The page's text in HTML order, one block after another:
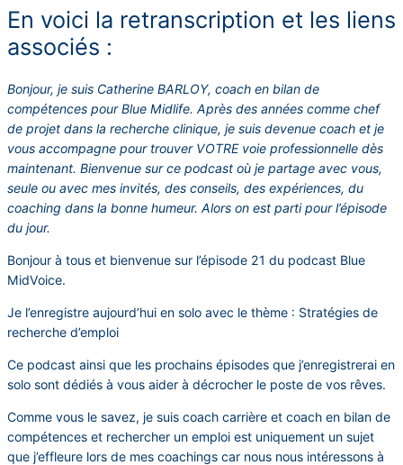
En voici la retranscription et les liens
associés :
Bonjour, je suis Catherine BARLOY, coach en bilan de
compétences pour Blue Midlife. Après des années comme chef
de projet dans la recherche clinique, je suis devenue coach et je
vous accompagne pour trouver VOTRE voie professionnelle dès
maintenant. Bienvenue sur ce podcast où je partage avec vous,
seule ou avec mes invités, des conseils, des expériences, du
coaching dans la bonne humeur. Alors on est parti pour l’épisode
du jour.
Bonjour à tous et bienvenue sur l’épisode 21 du podcast Blue
MidVoice.
Je l’enregistre aujourd’hui en solo avec le thème : Stratégies de
recherche d’emploi
Ce podcast ainsi que les prochains épisodes que j’enregistrerai en
solo sont dédiés à vous aider à décrocher le poste de vos rêves.
Comme vous le savez, je suis coach carrière et coach en bilan de
compétences et rechercher un emploi est uniquement un sujet
que j’effleure lors de mes coachings car nous nous intéressons à